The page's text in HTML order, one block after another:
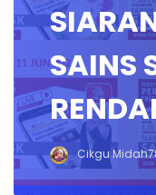
SAINS
Cikgu